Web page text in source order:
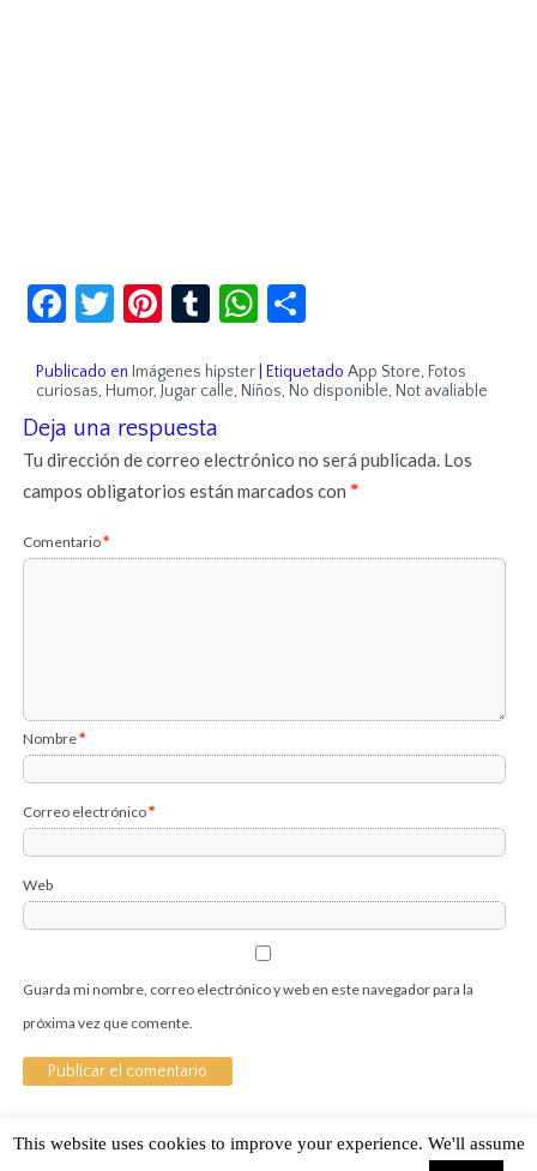
Facebook
Twitter
Pinterest
TumblrWhatsApp
Publicado en Imágenes hipster Etiquetado App Store, Fotos
curiosas, Humor, Jugar calle, Niños, No disponible, Not avaliable
Deja una respuesta
Tu dirección de correo electrónico no será publicada. Los
campos obligatorios están marcados con*
Comentario*
Nombre*
Correo electrónico*
Web
Guarda mi nombre, correo electrónico y web en este navegador para la
próxima vez que comente.
Sobre Cuánto Hipster | Aviso legal |Contacto
This website uses cookies to improve your experience. We'll assume